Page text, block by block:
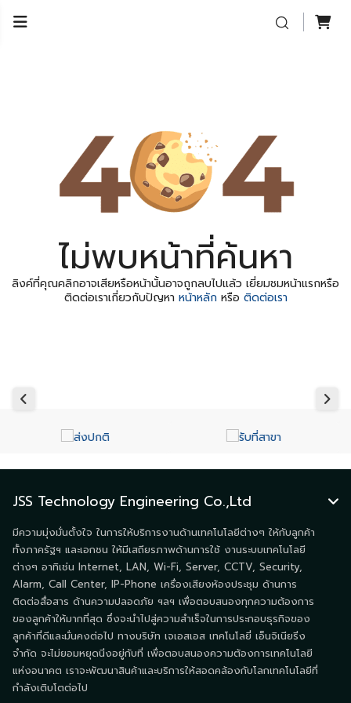
ไม่พบหน้าที่ค้นหา
ลิงค์ที่คุณคลิกอาจเสียหรือหน้านั้นอาจถูกลบไปแล้ว เยี่ยมชมหน้าแรกหรือ
ติดต่อเราเกี่ยวกับปัญหา หน้าหลักหรือ ติดต่อเรา
JSS Technology Engineering Co.,Ltd
มีความมุ่งมั่นตั้งใจ ในการให้บริการงานด้านเทคโนโลยีต่างๆ ให้กับลูกค้า
ทั้งภาครัฐฯ และเอกชน ให้มีเสถียรภาพด้านการใช้ งานระบบเทคโนโลยี
ต่างๆ อาทิเช่น Internet, LAN, Wi-Fi, Server, CCTV, Security,
Alarm, Call Center, IP-Phone เครื่องเสียงห้องประชุม ด้านการ
ติดต่อสื่อสาร ด้านความปลอดภัย ฯลฯ เพื่อตอบสนองทุกความต้องการ
ของลูกค้าให้มากที่สุด ซึ่งจะนำไปสู่ความสำเร็จในการประกอบธุรกิจของ
ลูกค้าที่ดีและมั่นคงต่อไป ทางบริษัท เจเอสเอส เทคโนโลยี่ เอ็นจิเนียริ่ง
จำกัด จะไม่ยอมหยุดนิ่งอยู่กับที่ เพื่อตอบสนองความต้องการเทคโนโลยี
แห่งอนาคต เราจะพัฒนาสินค้าและบริการให้สอดคล้องกับโลกเทคโนโลยีที่
กำลังเติบโตต่อไป